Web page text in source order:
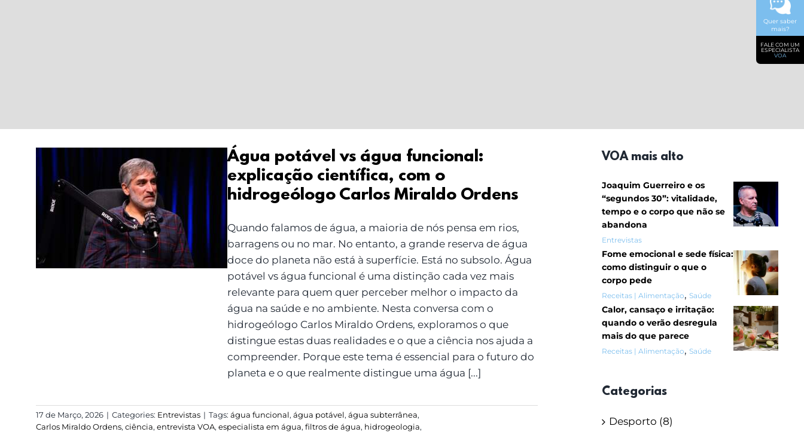
Água potável vs água
funcional: explicação
científica, com o
hidrogeólogo Carlos
Miraldo Ordens
Água potável vs água funcional:
explicação científica, com o
hidrogeólogo Carlos Miraldo Ordens
Quando falamos de água, a maioria de nós pensa em rios,
barragens ou no mar. No entanto, a grande reserva de água
doce do planeta não está à superfície. Está no subsolo. Água
potável vs água funcional é uma distinção cada vez mais
relevante para quem quer perceber melhor o impacto da
água na saúde e no ambiente. Nesta conversa com o
hidrogeólogo Carlos Miraldo Ordens, exploramos o que
distingue estas duas realidades e o que a ciência nos ajuda a
compreender. Porque este tema é essencial para o futuro do
planeta e o que realmente distingue uma água [...]
17 de Março, 2026 | Categories: Entrevistas | Tags: água funcional, água potável, água subterrânea,
Carlos Miraldo Ordens, ciência, entrevista VOA, especialista em água, filtros de água, hidrogeologia,
VOA mais alto
Joaquim Guerreiro e os
“segundos 30”: vitalidade,
tempo e o corpo que não se
abandona
Entrevistas
Fome emocional e sede física:
como distinguir o que o
corpo pede
Receitas | Alimentação, Saúde
Calor, cansaço e irritação:
quando o verão desregula
mais do que parece
Receitas | Alimentação, Saúde
Categorias
Desporto (8)
Quer saber
mais?
FALE COM UM
ESPECIALISTA
VOA